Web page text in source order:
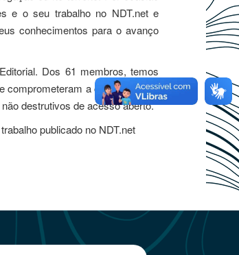
e o seu trabalho no NDT.net e
conhecimentos para o avanço
Dos 61 membros, temos
comprometeram a contribuir com
destrutivos de acesso aberto.
publicado no NDT.net